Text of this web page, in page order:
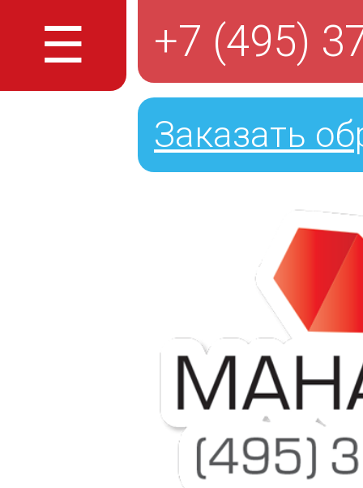
☰ +7 (495)
Заказать